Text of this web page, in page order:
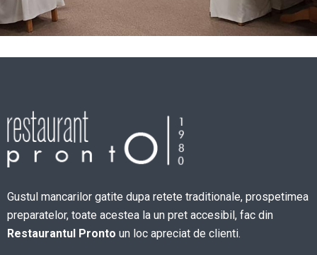
Gustul mancarilor gatite dupa retete traditionale, prospetimea
preparatelor, toate acestea la un pret accesibil, fac din
Restaurantul Pronto un loc apreciat de clienti.